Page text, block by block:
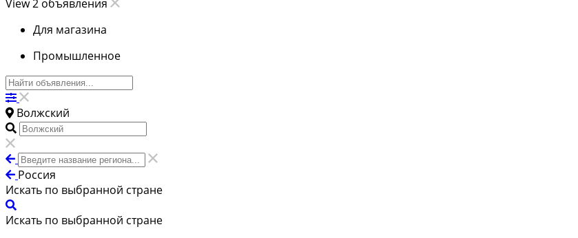
View 2 объявления
Для магазина
Промышленное
Волжский
Россия
Искать по выбранной стране
Искать по выбранной стране